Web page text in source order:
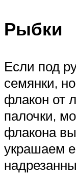
Рыбки
Если под
семянки,
флакон от
палочки,
флакона
украшаем